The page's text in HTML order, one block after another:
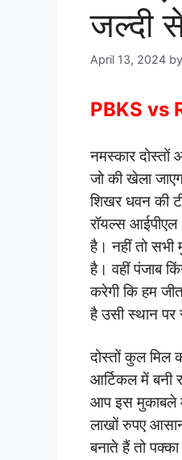
जल्दी
April 13, 2024 by
PBKS vs
नमस्कार
जो की खेला
शिखर धवन की
रॉयल्स
है। नहीं तो सभी
है। वहीं पंजाब
करेगी कि हम
है उसी स्थान पर
दोस्तों कुल
आर्टिकल में बनी
आप इस मुकाबले
लाखों रुपए
बनाते हैं तो